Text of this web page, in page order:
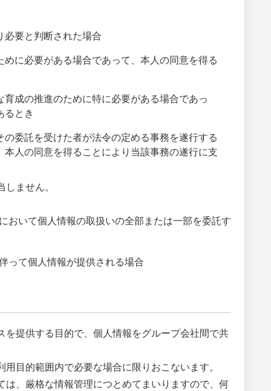
必要と判断された場合
に必要がある場合であって、本人の同意を得る
成の推進のために特に必要がある場合であっ
るとき
委託を受けた者が法令の定める事務を遂行する
人の同意を得ることにより当該事務の遂行に支
ません。
おいて個人情報の取扱いの全部または一部を委託す
って個人情報が提供される場合
提供する目的で、個人情報をグループ会社間で共
目的範囲内で必要な場合に限りおこないます。
、厳格な情報管理につとめてまいりますので、何